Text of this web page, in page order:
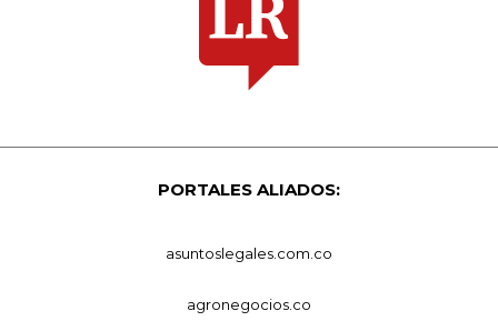
PORTALES ALIADOS:
asuntoslegales.com.co
agronegocios.co